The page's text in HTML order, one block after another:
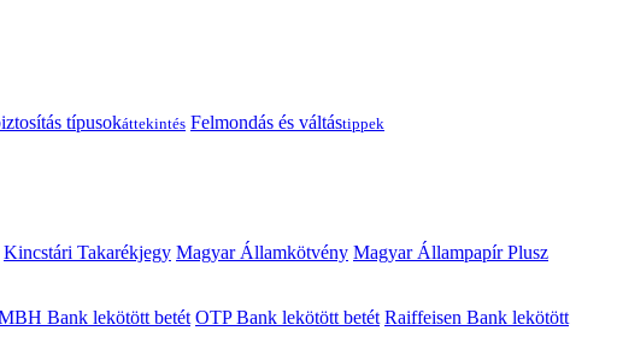
típusokáttekintés Felmondás és váltástippek
Kincstári Takarékjegy Magyar Államkötvény Magyar Állampapír Plusz
Bank lekötött betét OTP Bank lekötött betét Raiffeisen Bank lekötött